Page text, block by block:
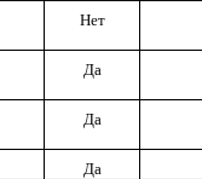
Нет
Да
Да
Да